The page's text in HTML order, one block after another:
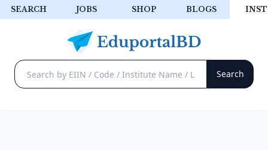
SEARCH JOBS SHOP BLOGS